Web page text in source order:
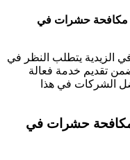
مكافحة حشرات في
الزيدية يتطلب النظر في
تقديم خدمة فعالة
الشركات في هذا
حشرات في